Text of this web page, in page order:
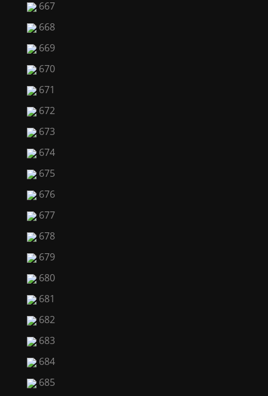
667
668
669
670
671
672
673
674
675
676
677
678
679
680
681
682
683
684
685